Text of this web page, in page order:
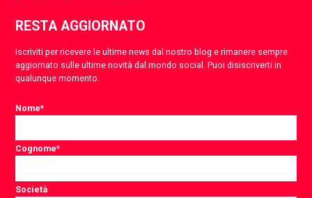
RESTA AGGIORNATO
Iscriviti per ricevere le ultime news dal nostro blog e rimanere sempre
aggiornato sulle ultime novità dal mondo social. Puoi disiscriverti in
qualunque momento.
Nome*
Cognome*
Società